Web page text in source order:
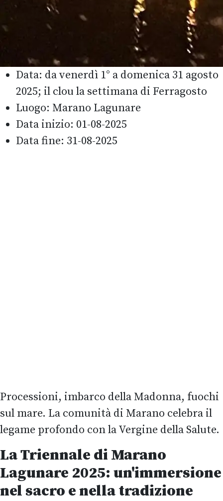
Data: da venerdì 1° a domenica 31 agosto
2025; il clou la settimana di Ferragosto
Luogo: Marano Lagunare
Data inizio: 01-08-2025
Data fine: 31-08-2025
Processioni, imbarco della Madonna, fuochi
sul mare. La comunità di Marano celebra il
legame profondo con la Vergine della Salute.
La Triennale di Marano
Lagunare 2025: un'immersione
nel sacro e nella tradizione